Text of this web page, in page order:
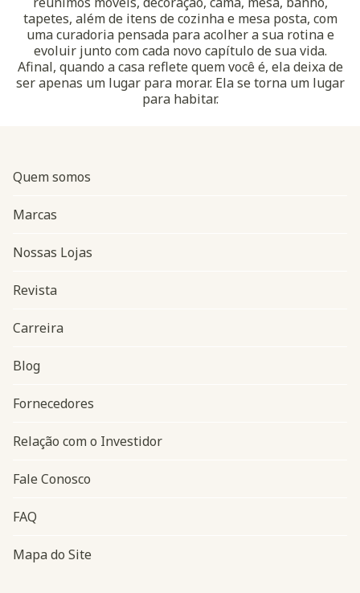
tapetes, além de itens de cozinha e mesa posta, com
uma curadoria pensada para acolher a sua rotina e
evoluir junto com cada novo capítulo de sua vida.
Afinal, quando a casa reflete quem você é, ela deixa de
ser apenas um lugar para morar. Ela se torna um lugar
para habitar.
Navegação do rodapé
Quem somos
Marcas
Nossas Lojas
Revista
Carreira
Blog
Fornecedores
Relação com o Investidor
Fale Conosco
FAQ
Mapa do Site